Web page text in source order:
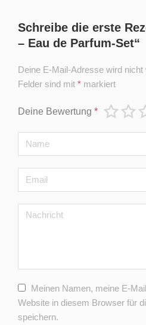
Schreibe die erste
– Eau de Parfum-Set“
Deine E-Mail-Adresse wird nicht
Felder sind mit * markiert
Deine Bewertung *
Meinen Namen, meine E-
Website in diesem Browser für
speichern.